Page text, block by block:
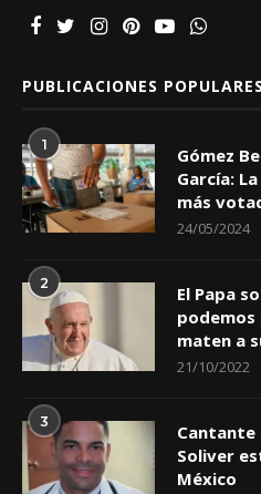
PUBLICACIONES POPULARES
1
Gómez
García:
más
24/05/2024
2
El Papa
maten a
21/10/2022
3
Cantante
Soliver
México